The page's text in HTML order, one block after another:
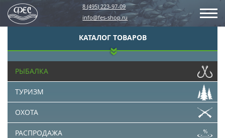
8 (495) 223-97-09
info@fes-shop.ru
КАТАЛОГ ТОВАРОВ
РЫБАЛКА
ТУРИЗМ
ОХОТА
РАСПРОДАЖА